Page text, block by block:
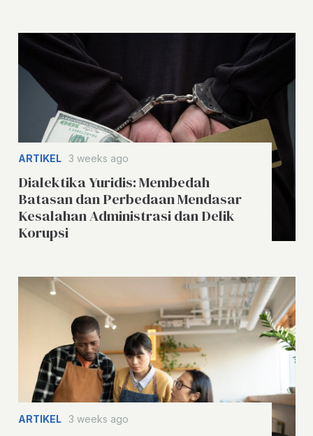
ARTIKEL 3 weeks ago
Dialektika Yuridis: Membedah
Batasan dan Perbedaan Mendasar
Kesalahan Administrasi dan Delik
Korupsi
ARTIKEL 3 weeks ago